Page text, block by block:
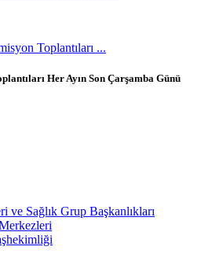
Toplantıları ...
Her Ayın Son Çarşamba Günü
ve Sağlık Grup Başkanlıkları